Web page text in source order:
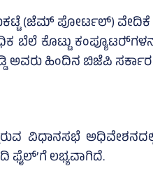
(ಜೆಮ್‌ ಪೋರ್ಟಲ್‌) ವೇದಿಕೆ
ಬೆಲೆ ಕೊಟ್ಟು
ಅವರು ಹಿಂದಿನ ಬಿಜೆಪಿ
ವಿಧಾನಸಭೆ
ಫೈಲ್‌’ಗೆ ಲಭ್ಯವಾಗಿದೆ.